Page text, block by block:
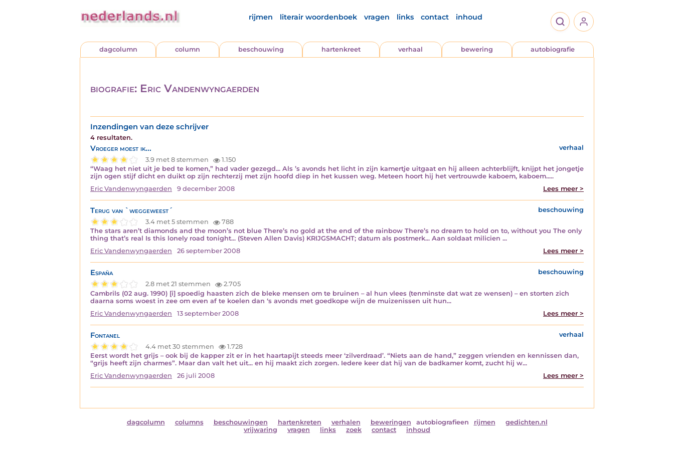
rijmen literair woordenboek vragen links contact inhoud
dagcolumn column beschouwing hartenkreet verhaal bewering autobiografie
biografie: Eric Vandenwyngaerden
Inzendingen van deze schrijver
4 resultaten.
Vroeger moest ik...
verhaal
3.9 met 8 stemmen
1.150
“Waag het niet uit je bed te komen,” had vader gezegd... Als ’s avonds het licht in zijn kamertje uitgaat en hij alleen achterblijft, knijpt het jongetje
zijn ogen stijf dicht en duikt op zijn rechterzij met zijn hoofd diep in het kussen weg. Meteen hoort hij het vertrouwde kaboem, kaboem.....
Eric Vandenwyngaerden
9 december 2008 Lees meer >
Terug van `weggeweest´
beschouwing
3.4 met 5 stemmen
788
The stars aren’t diamonds and the moon’s not blue There’s no gold at the end of the rainbow There’s no dream to hold on to, without you The only
thing that’s real Is this lonely road tonight... (Steven Allen Davis) KRIJGSMACHT; datum als postmerk... Aan soldaat milicien ...
Eric Vandenwyngaerden
26 september 2008 Lees meer >
España
beschouwing
2.8 met 21 stemmen
2.705
Cambrils (02 aug. 1990) [i] spoedig haasten zich de bleke mensen om te bruinen – al hun vlees (tenminste dat wat ze wensen) – en storten zich
daarna soms woest in zee om even af te koelen dan ‘s avonds met goedkope wijn de muizenissen uit hun...
Eric Vandenwyngaerden
13 september 2008 Lees meer >
Fontanel
verhaal
4.4 met 30 stemmen
1.728
Eerst wordt het grijs – ook bij de kapper zit er in het haartapijt steeds meer ‘zilverdraad’. “Niets aan de hand,” zeggen vrienden en kennissen dan,
“grijs heeft zijn charmes”. Maar dan valt het uit... en hij maakt zich zorgen. Iedere keer dat hij van de badkamer komt, zucht hij w...
Eric Vandenwyngaerden
26 juli 2008 Lees meer >
dagcolumn columns beschouwingen hartenkreten verhalen beweringen autobiografieen rijmen
gedichten.nl
vrijwaring
vragen links zoek contact inhoud